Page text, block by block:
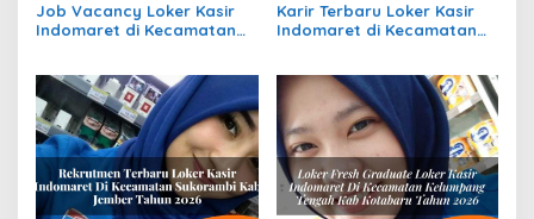
Job Vacancy Loker Kasir
Indomaret di Kecamatan
Karir Terbaru Loker Kasir
Indomaret di Kecamatan